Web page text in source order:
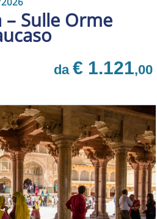
Sulle Orme
da € 1.121,00